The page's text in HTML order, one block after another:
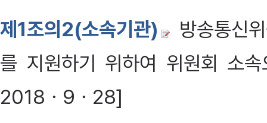
제1조의2(소속기관)
방송통신
를 지원하기 위하여 위원회 소
2018ㆍ9ㆍ28]